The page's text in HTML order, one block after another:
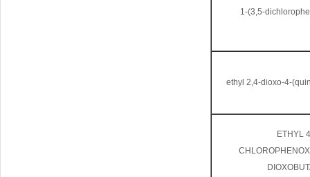
1-(3,5-
ethyl 2,4-dioxo-4-
ETHYL